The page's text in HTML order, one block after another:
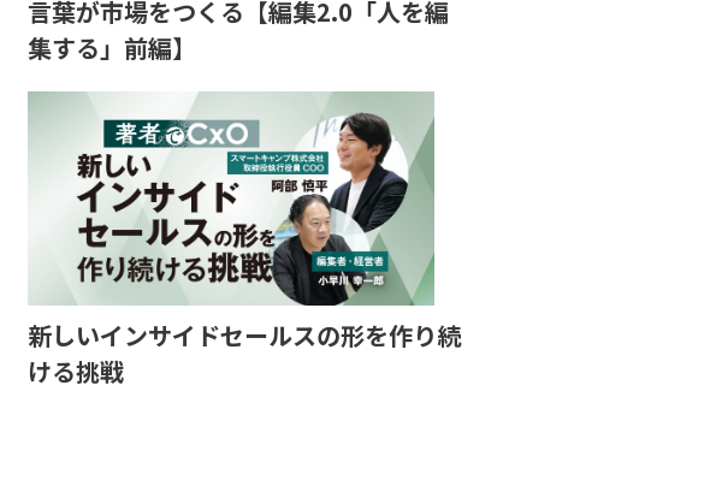
言葉が市場をつくる【編集2.0「人を編
集する」前編】
新しいインサイドセールスの形を作り続
ける挑戦